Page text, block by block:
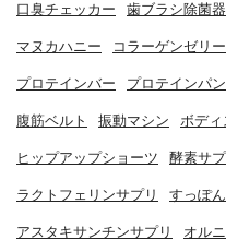
口臭チェッカー 歯ブラシ除菌器
マヌカハニー コラーゲンゼリー
プロテインバー プロテインパ
腹筋ベルト 振動マシン ボディ
ヒップアップショーツ 酵素サプ
ラクトフェリンサプリ すっぽ
アスタキサンチンサプリ オル